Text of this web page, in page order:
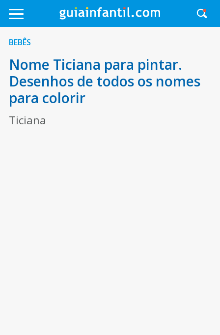
BEBÊS
Nome Ticiana para pintar.
Desenhos de todos os nomes
para colorir
Ticiana